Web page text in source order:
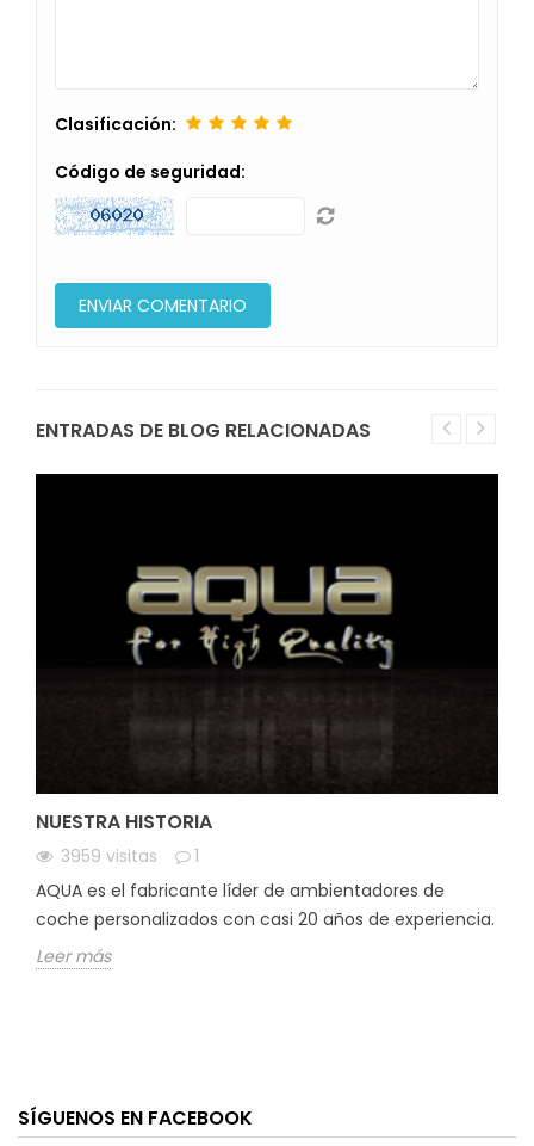
Clasificación:
Código de seguridad:
ENTRADAS DE BLOG RELACIONADAS
NUESTRA HISTORIA
3959 visitas
1
AQUA es el fabricante líder de ambientadores de
coche personalizados con casi 20 años de experiencia.
Leer más
SÍGUENOS EN FACEBOOK